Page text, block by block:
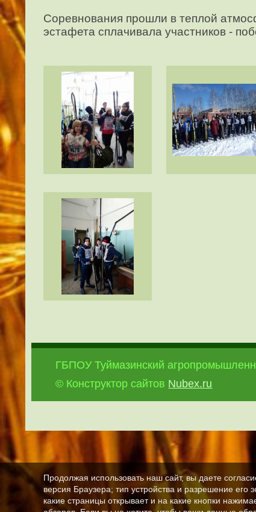
Соревнования прошли в теплой
эстафета сплачивала участников -
ГБПОУ Туймазинский
© Конструктор сайтов Nubex.ru
Продолжая использовать наш сайт, вы даете
версия Браузера; тип устройства и разрешение его
какие страницы открывает и на какие кнопки